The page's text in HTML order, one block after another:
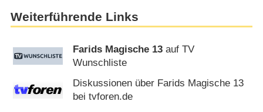
Weiterführende Links
Farids Magische 13 auf TV
Wunschliste
Diskussionen über Farids Magische 13
bei tvforen.de